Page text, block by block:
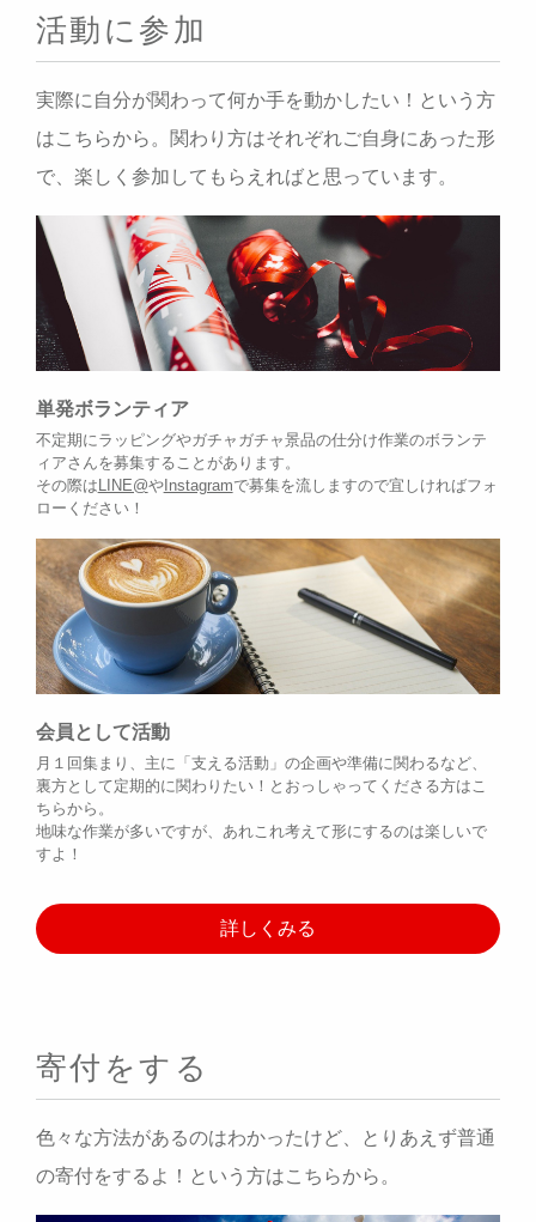
活動に参加
実際に自分が関わって何か手を動かしたい！という方
はこちらから。関わり方はそれぞれご自身にあった形
で、楽しく参加してもらえればと思っています。
単発ボランティア
不定期にラッピングやガチャガチャ景品の仕分け作業のボランテ
ィアさんを募集することがあります。
その際は LINE@やInstagramで募集を流しますので宜しければフォ
ローください！
会員として活動
月１回集まり、主に「支える活動」の企画や準備に関わるなど、
裏方として定期的に関わりたい！とおっしゃってくださる方はこ
ちらから。
地味な作業が多いですが、あれこれ考えて形にするのは楽しいで
すよ！
詳しくみる
寄付をする
色々な方法があるのはわかったけど、とりあえず普通
の寄付をするよ！という方はこちらから。